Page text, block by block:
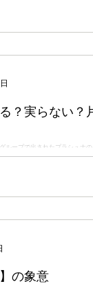
視線を投げかけるわけですね
印が示しているように、金星は対角
の天秤座にアスペクトしてい
アスペクトする。これが第1の
・モンローの4室に
？実らない？
ループで出されたプラシュナ
、この恋は実るだろうか？」
れませんが、プラシュナとは相
、物事の吉凶を占う方法のこ
の象意